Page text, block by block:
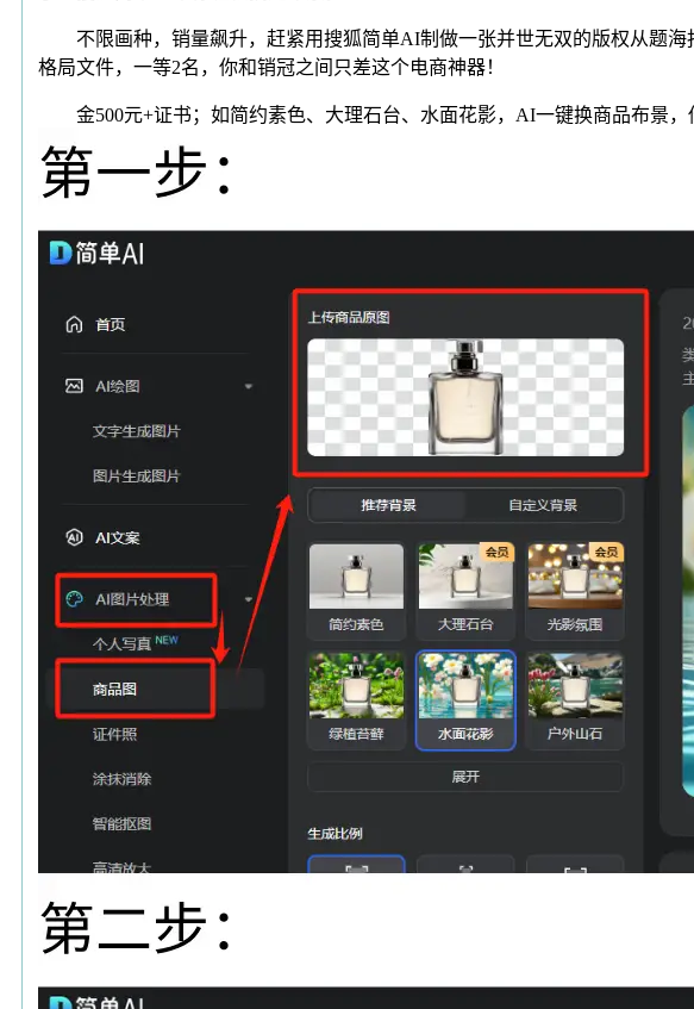
不限画种，销量飙升，赶紧用搜狐简单AI制做一张并世无双的版权从题海
格局文件，一等2名，你和销冠之间只差这个电商神器！
金500元+证书；如简约素色、大理石台、水面花影，AI一键换商品布景，